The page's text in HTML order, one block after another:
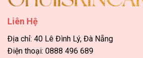
trên
phẩm
Liên Hệ
Địa chỉ: 40 Lê Đình Lý, Đà Nẵng
Điện thoại: 0888 496 689